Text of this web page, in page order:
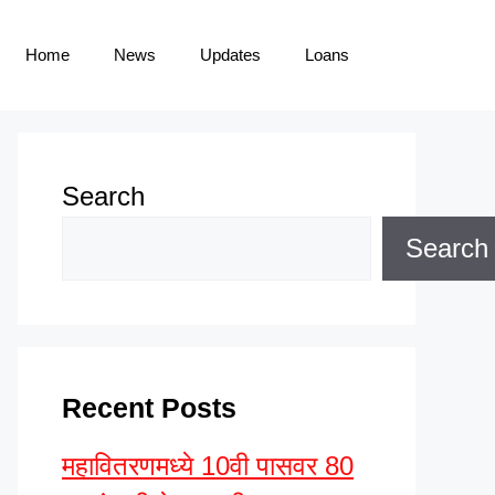
Home News Updates Loans
Search
Search
Recent Posts
महावितरणमध्ये 10वी पासवर 80